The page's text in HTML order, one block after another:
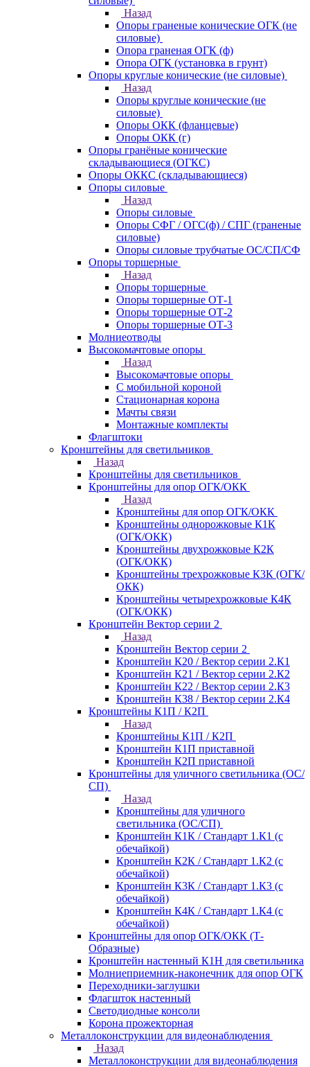
Назад
Опоры граненые конические ОГК (не
силовые)
Опора граненая ОГК (ф)
Опора ОГК (установка в грунт)
Опоры круглые конические (не силовые)
Назад
Опоры круглые конические (не
силовые)
Опоры ОКК (фланцевые)
Опоры ОКК (г)
Опоры гранёные конические
складывающиеся (ОГКС)
Опоры ОККС (складывающиеся)
Опоры силовые
Назад
Опоры силовые
Опоры СФГ / ОГС(ф) / СПГ (граненые
силовые)
Опоры силовые трубчатые ОС/СП/СФ
Опоры торшерные
Назад
Опоры торшерные
Опоры торшерные ОТ-1
Опоры торшерные ОТ-2
Опоры торшерные ОТ-3
Молниеотводы
Высокомачтовые опоры
Назад
Высокомачтовые опоры
С мобильной короной
Стационарная корона
Мачты связи
Монтажные комплекты
Флагштоки
Кронштейны для светильников
Назад
Кронштейны для светильников
Кронштейны для опор ОГК/ОКК
Назад
Кронштейны для опор ОГК/ОКК
Кронштейны однорожковые К1К
(ОГК/ОКК)
Кронштейны двухрожковые К2К
(ОГК/ОКК)
Кронштейны трехрожковые К3К (ОГК/
ОКК)
Кронштейны четырехрожковые К4К
(ОГК/ОКК)
Кронштейн Вектор серии 2
Назад
Кронштейн Вектор серии 2
Кронштейн К20 / Вектор серии 2.К1
Кронштейн К21 / Вектор серии 2.К2
Кронштейн К22 / Вектор серии 2.К3
Кронштейн К38 / Вектор серии 2.К4
Кронштейны К1П / К2П
Назад
Кронштейны К1П / К2П
Кронштейн К1П приставной
Кронштейн К2П приставной
Кронштейны для уличного светильника (ОС/
СП)
Назад
Кронштейны для уличного
светильника (ОС/СП)
Кронштейн К1К / Стандарт 1.К1 (с
обечайкой)
Кронштейн К2К / Стандарт 1.К2 (с
обечайкой)
Кронштейн К3К / Стандарт 1.К3 (с
обечайкой)
Кронштейн К4К / Стандарт 1.К4 (с
обечайкой)
Кронштейны для опор ОГК/ОКК (Т-
Образные)
Кронштейн настенный К1Н для светильника
Молниеприемник-наконечник для опор ОГК
Переходники-заглушки
Флагшток настенный
Светодиодные консоли
Корона прожекторная
Металлоконструкции для видеонаблюдения
Назад
Металлоконструкции для видеонаблюдения